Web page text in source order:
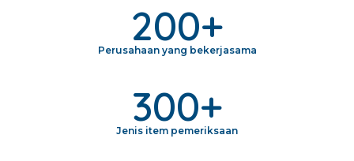
Perusahaan yang bekerjasama
200+
Jenis item pemeriksaan
300+